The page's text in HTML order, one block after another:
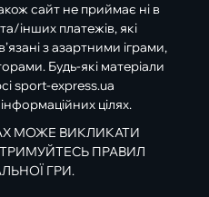
сайт не приймає ні в
інших платежів, які
з азартними іграми,
Будь-які матеріали
sport-express.ua
цілях.
МОЖЕ ВИКЛИКАТИ
ПРАВИЛ
ГРИ.